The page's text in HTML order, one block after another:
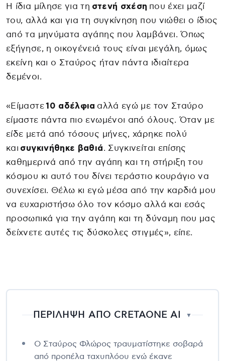
Η ίδια μίλησε για τη στενή σχέση που έχει μαζί
του, αλλά και για τη συγκίνηση που νιώθει ο ίδιος
από τα μηνύματα αγάπης που λαμβάνει. Όπως
εξήγησε, η οικογένειά τους είναι μεγάλη, όμως
εκείνη και ο Σταύρος ήταν πάντα ιδιαίτερα
δεμένοι.
«Είμαστε10 αδέλφια αλλά εγώ με τον Σταύρο
είμαστε πάντα πιο ενωμένοι από όλους. Όταν με
είδε μετά από τόσους μήνες, χάρηκε πολύ
και συγκινήθηκε βαθιά. Συγκινείται επίσης
καθημερινά από την αγάπη και τη στήριξη του
κόσμου κι αυτό του δίνει τεράστιο κουράγιο να
συνεχίσει. Θέλω κι εγώ μέσα από την καρδιά μου
να ευχαριστήσω όλο τον κόσμο αλλά και εσάς
προσωπικά για την αγάπη και τη δύναμη που μας
δείχνετε αυτές τις δύσκολες στιγμές», είπε.
ΠΕΡΙΛΗΨΗ ΑΠΟ CRETAONE AI ▼
Ο Σταύρος Φλώρος τραυματίστηκε σοβαρά
από προπέλα ταχυπλόου ενώ έκανε